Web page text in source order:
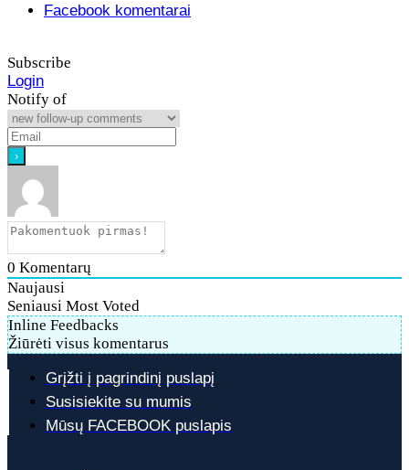
Facebook komentarai
Subscribe
Login
Notify of
0 Komentarų
Naujausi
Seniausi Most Voted
Inline Feedbacks
Žiūrėti visus komentarus
Grįžti į pagrindinį puslapį
Susisiekite su mumis
Mūsų FACEBOOK puslapis